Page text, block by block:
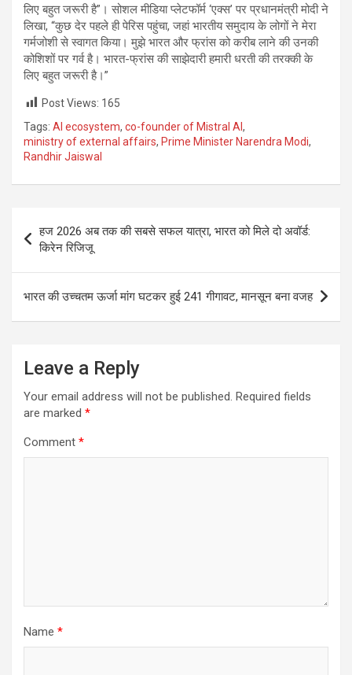
लिए बहुत जरूरी है”। सोशल मीडिया प्लेटफॉर्म ‘एक्स’ पर प्रधानमंत्री मोदी ने
लिखा, “कुछ देर पहले ही पेरिस पहुंचा, जहां भारतीय समुदाय के लोगों ने मेरा
गर्मजोशी से स्वागत किया। मुझे भारत और फ्रांस को करीब लाने की उनकी
कोशिशों पर गर्व है। भारत-फ्रांस की साझेदारी हमारी धरती की तरक्की के
लिए बहुत जरूरी है।”
Post Views: 165
Tags: AI ecosystem, co-founder of Mistral AI ,
ministry of external affairs, Prime Minister Narendra Modi,
Randhir Jaiswal
navigation
हज 2026 अब तक की सबसे सफल यात्रा, भारत को मिले दो अवॉर्ड:
किरेन रिजिजू
भारत की उच्चतम ऊर्जा मांग घटकर हुई 241 गीगावट, मानसून बना वजह
Leave a Reply
Your email address will not be published. Required fields
are marked *
Comment *
Name *